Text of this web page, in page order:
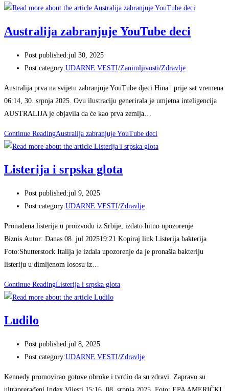
Australija zabranjuje YouTube deci
Post published:jul 30, 2025
Post category:UDARNE VESTI/Zanimljivosti/Zdravlje
Australija prva na svijetu zabranjuje YouTube djeci Hina | prije sat vremena
06:14, 30. srpnja 2025. Ovu ilustraciju generirala je umjetna inteligencija
AUSTRALIJA je objavila da će kao prva zemlja…
Continue ReadingAustralija zabranjuje YouTube deci
Listerija i srpska glota
Post published:jul 9, 2025
Post category:UDARNE VESTI/Zdravlje
Pronađena listerija u proizvodu iz Srbije, izdato hitno upozorenje
Biznis Autor: Danas 08. jul 202519:21 Kopiraj link Listerija bakterija
Foto:Shutterstock Italija je izdala upozorenje da je pronašla bakteriju
listeriju u dimljenom lososu iz…
Continue ReadingListerija i srpska glota
Ludilo
Post published:jul 8, 2025
Post category:UDARNE VESTI/Zdravlje
Kennedy promovirao gotove obroke i tvrdio da su zdravi. Zapravo su